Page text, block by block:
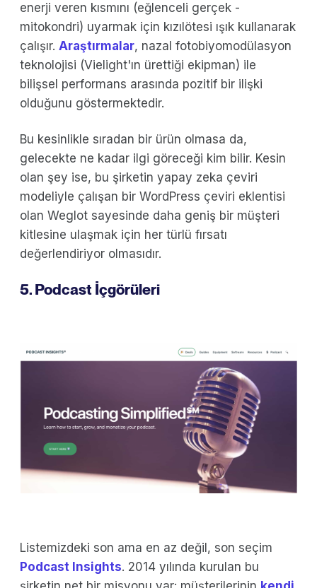
enerji veren kısmını (eğlenceli gerçek -
mitokondri) uyarmak için kızılötesi ışık kullanarak
çalışır. Araştırmalar, nazal fotobiyomodülasyon
teknolojisi (Vielight'ın ürettiği ekipman) ile
bilişsel performans arasında pozitif bir ilişki
olduğunu göstermektedir.
Bu kesinlikle sıradan bir ürün olmasa da,
gelecekte ne kadar ilgi göreceği kim bilir. Kesin
olan şey ise, bu şirketin yapay zeka çeviri
modeliyle çalışan bir WordPress çeviri eklentisi
olan Weglot sayesinde daha geniş bir müşteri
kitlesine ulaşmak için her türlü fırsatı
değerlendiriyor olmasıdır.
5. Podcast İçgörüleri
Listemizdeki son ama en az değil, son seçim
Podcast Insights. 2014 yılında kurulan bu